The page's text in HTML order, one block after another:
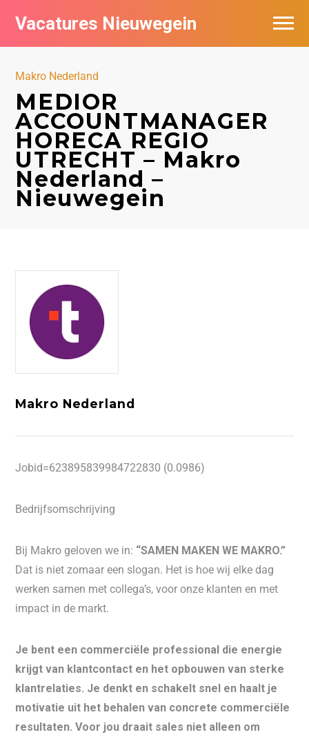
Vacatures Nieuwegein
Makro Nederland
MEDIOR
ACCOUNTMANAGER
HORECA REGIO
UTRECHT – Makro
Nederland –
Nieuwegein
Makro Nederland
Jobid=623895839984722830 (0.0986)
Bedrijfsomschrijving
Bij Makro geloven we in: “SAMEN MAKEN WE MAKRO.”
Dat is niet zomaar een slogan. Het is hoe wij elke dag
werken samen met collega’s, voor onze klanten en met
impact in de markt.
Je bent een commerciële professional die energie
krijgt van klantcontact en het opbouwen van sterke
klantrelaties. Je denkt en schakelt snel en haalt je
motivatie uit het behalen van concrete commerciële
resultaten. Voor jou draait sales niet alleen om
Vacatures per bedrijf in Nieuwegein